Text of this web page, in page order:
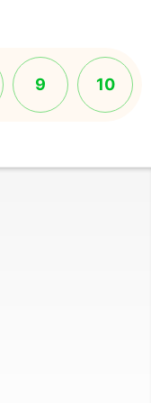
9 10